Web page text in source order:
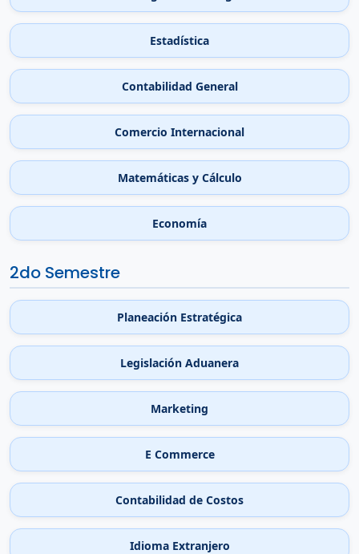
Estadística
Contabilidad General
Comercio Internacional
Matemáticas y Cálculo
Economía
2do Semestre
Planeación Estratégica
Legislación Aduanera
Marketing
E Commerce
Contabilidad de Costos
Idioma Extranjero